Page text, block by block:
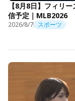
【8月8日】フィリ
信予定｜MLB2026
2026/8/7 スポーツ